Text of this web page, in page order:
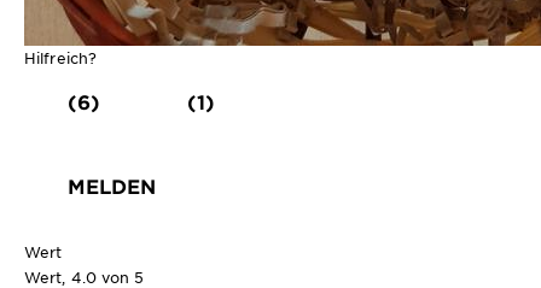
Hilfreich?
(6) (1)
MELDEN
Wert
Wert, 4.0 von 5